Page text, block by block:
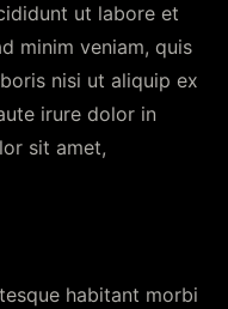
ut labore et
minim veniam, quis
nisi ut aliquip ex
irure dolor in
sit amet,
habitant morbi